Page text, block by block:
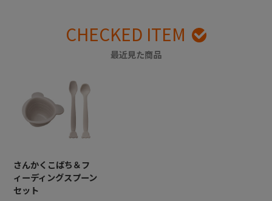
CHECKED ITEM
最近見た商品
さんかくこばち＆フ
ィーディングスプーン
セット